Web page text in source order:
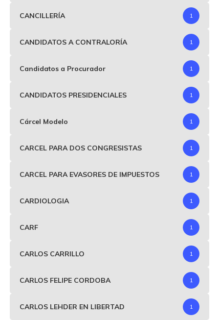
CANCILLERÍA 1
CANDIDATOS A CONTRALORÍA 1
Candidatos a Procurador 1
CANDIDATOS PRESIDENCIALES 1
Cárcel Modelo 1
CARCEL PARA DOS CONGRESISTAS 1
CARCEL PARA EVASORES DE IMPUESTOS 1
CARDIOLOGIA 1
CARF 1
CARLOS CARRILLO 1
CARLOS FELIPE CORDOBA 1
CARLOS LEHDER EN LIBERTAD 1